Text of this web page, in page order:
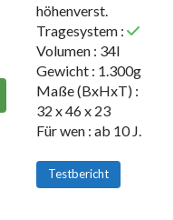
höhenverst.
Tragesystem :
Volumen : 34l
Gewicht : 1.300g
Maße (BxHxT) :
32 x 46 x 23
Für wen : ab 10 J.
Testbericht